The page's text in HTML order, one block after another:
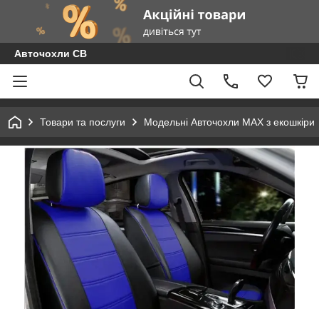
Авточохли СВ
Товари та послуги Модельні Авточохли MAX з екошкіри